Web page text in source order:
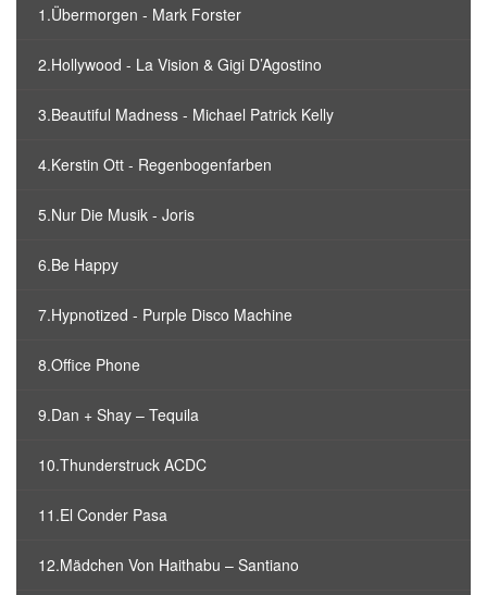
1.Übermorgen - Mark Forster
2.Hollywood - La Vision & Gigi D’Agostino
3.Beautiful Madness - Michael Patrick Kelly
4.Kerstin Ott - Regenbogenfarben
5.Nur Die Musik - Joris
6.Be Happy
7.Hypnotized - Purple Disco Machine
8.Office Phone
9.Dan + Shay – Tequila
10.Thunderstruck ACDC
11.El Conder Pasa
12.Mädchen Von Haithabu – Santiano